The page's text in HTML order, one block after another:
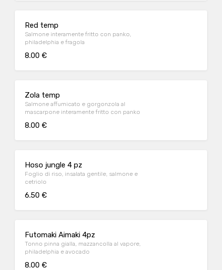
Red temp
Salmone interamente fritto con panko,
philadelphia e fragola
8.00 €
Zola temp
Salmone affumicato e gorgonzola al
mascarpone interamente fritto con panko
8.00 €
Hoso jungle 4 pz
Foglio di riso, insalata gentile, salmone e
cetriolo
6.50 €
Futomaki Aimaki 4pz
Tonno pinna gialla, mazzancolla al vapore,
philadelphia e avocado
8.00 €